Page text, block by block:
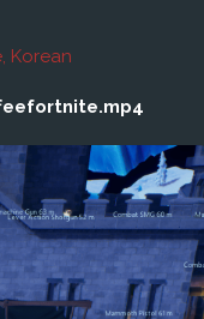
Korean